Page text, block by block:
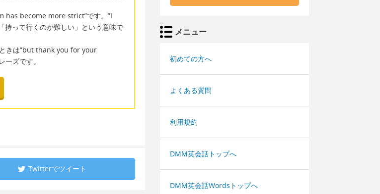
has become more strict”です。”I
持って行くのが難しい」という意味で
きは”but thank you for your
ズです。
Twitterでツイート
メニュー
初めての方へ
よくある質問
利用規約
DMM英会話トップへ
DMM英会話Wordsトップへ